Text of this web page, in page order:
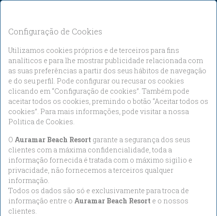
Check-in
Sexta-Feira
7
Ago, 2026
Check-out
Segunda-Feira
10
Ago, 2026
Ocupação
1 Quarto, 2 Adultos
Configuração de Cookies
Utilizamos cookies próprios e de terceiros para fins
analíticos e para lhe mostrar publicidade relacionada com
as suas preferências a partir dos seus hábitos de navegação
e do seu perfil. Pode configurar ou recusar os cookies
clicando em “Configuração de cookies”. Também pode
aceitar todos os cookies, premindo o botão “Aceitar todos os
cookies”. Para mais informações, pode visitar a nossa
Politica de Cookies.
O Auramar Beach Resort garante a segurança dos seus
clientes com a máxima confidencialidade, toda a
informação fornecida é tratada com o máximo sigilio e
privacidade, não fornecemos a terceiros qualquer
informação.
Todos os dados são só e exclusivamente para troca de
informação entre o Auramar Beach Resort e o nossos
clientes.